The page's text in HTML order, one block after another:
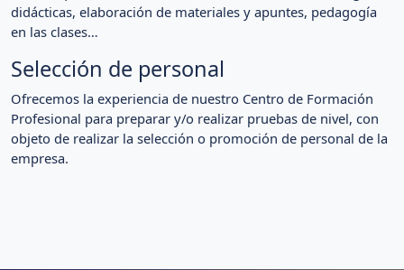
didácticas, elaboración de materiales y apuntes, pedagogía
en las clases…
Selección de personal
Ofrecemos la experiencia de nuestro Centro de Formación
Profesional para preparar y/o realizar pruebas de nivel, con
objeto de realizar la selección o promoción de personal de la
empresa.